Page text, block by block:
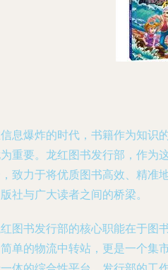
息爆炸的时代，书籍作为知识
重要。龙红图书发行部，作为
致力于将优质图书高效、精准
社与广大读者之间的桥梁。
图书发行部的核心职能在于图
单的物流中转站，更是一个集